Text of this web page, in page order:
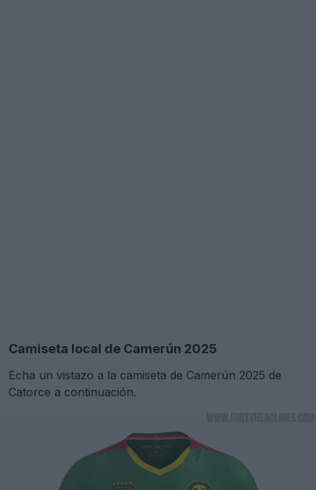
Camiseta local de Camerún 2025
Echa un vistazo a la camiseta de Camerún 2025 de
Catorce a continuación.